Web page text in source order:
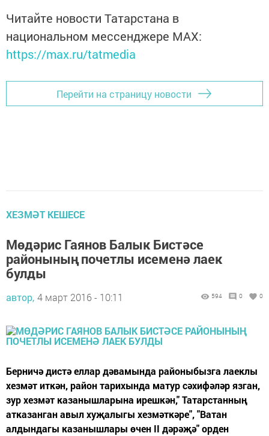
Читайте новости Татарстана в
национальном мессенджере MАХ:
https://max.ru/tatmedia
Перейти на страницу новости
ХЕЗМӘТ КЕШЕСЕ
Мөдәрис Гаянов Балык Бистәсе
районының почетлы исеменә лаек
булды
автор, 4 март 2016 - 10:11 594 0 0
Берничә дистә еллар дәвамында районыбызга лаеклы
хезмәт иткән, район тарихында матур сәхифәләр язган,
зур хезмәт казанышларына ирешкән," Татарстанның
атказанган авыл хуҗалыгы хезмәткәре", "Ватан
алдындагы казанышлары өчен II дәрәҗә" орден